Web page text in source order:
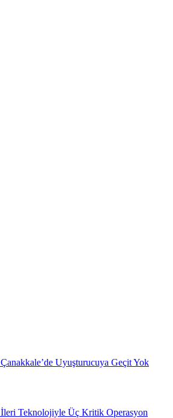
Çanakkale’de Uyuşturucuya Geçit Yok
İleri Teknolojiyle Üç Kritik Operasyon